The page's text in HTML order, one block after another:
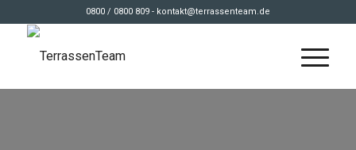
0800 / 0800 809 - kontakt@terrassenteam.de